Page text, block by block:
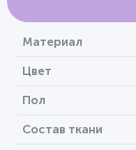
Материал
Цвет
Пол
Состав ткани